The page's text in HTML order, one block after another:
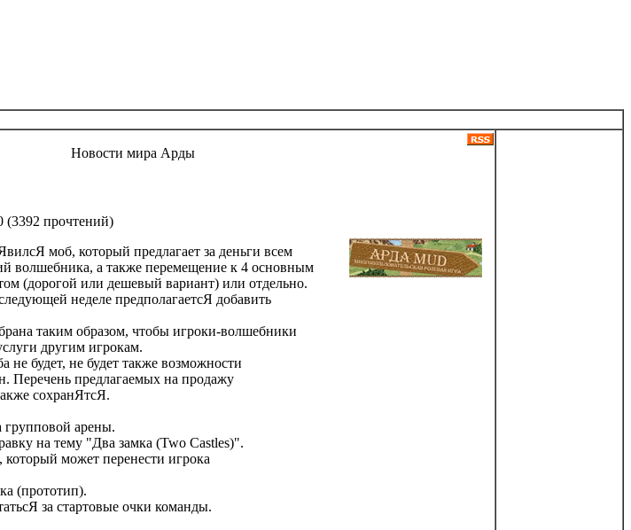
Новости мира Арды
(3392 прочтений)
моб, который предлагает за деньги всем
волшебника, а также перемещение к 4 основным
(дорогой или дешевый вариант) или отдельно.
неделе предполагаетсЯ добавить
таким образом, чтобы игроки-волшебники
другим игрокам.
не будет, не будет также возможности
Перечень предлагаемых на продажу
сохранЯтсЯ.
групповой арены.
на тему "Два замка (Two Castles)".
может перенести игрока
(прототип).
за стартовые очки команды.